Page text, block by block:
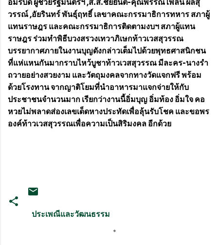
อมรบดี ผู้ช่วยรัฐมนตรีฯ ,ส.ส.ชัยยันต์-คุณพรรณไพลิน ผลสุ
วรรณ์ ,อัยรินทร์ พันธุ์ฤทธิ์ เลขาคณะกรรมาธิการทหาร สภาผู้
แทนราษฎร และคณะกรรมาธิการติดตามงบฯ สภาผู้แทน
ราษฎร ร่วมทำพิธีบวงสรวงเทวาภิเษกท้าวเวสสุวรรณ
บรรยากาศภายในงานบุญดังกล่าวเต็มไปด้วยพุทธศาสนิกชน
ที่แห่แหนกันมากราบไหว้บูชาท้าวเวสสุวรรณ มีละคร-นางรำ
ถวายอย่างสวยงาม และวัตถุมงคลจากทางวัดแจกฟรี พร้อม
ด้วยโรงทาน จากญาติโยมที่นำอาหารมาแจกจ่ายให้กับ
ประชาชนจำนวนมาก เรียกว่างานนี้อิ่มบุญ อิ่มท้อง อิ่มใจ คอ
หวยไม่พลาดส่องเลขเด็ดหางประทัดเพื่อลุ้นรับโชค และขอพร
องค์ท้าวเวสสุวรรณเพื่อความเป็นสิริมงคล อีกด้วย
ประเพณีและวัฒนธรรม